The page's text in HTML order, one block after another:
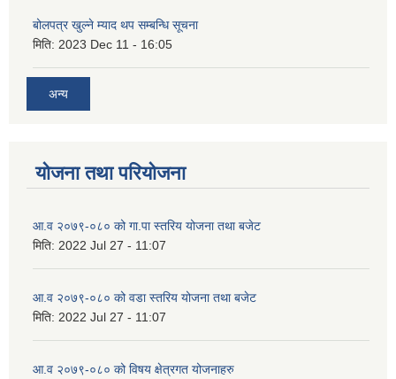
बोलपत्र खुल्ने म्याद थप सम्बन्धि सूचना
मिति: 2023 Dec 11 - 16:05
अन्य
योजना तथा परियोजना
आ.व २०७९-०८० को गा.पा स्तरिय योजना तथा बजेट
मिति: 2022 Jul 27 - 11:07
आ.व २०७९-०८० को वडा स्तरिय योजना तथा बजेट
मिति: 2022 Jul 27 - 11:07
आ.व २०७९-०८० को विषय क्षेत्रगत योजनाहरु